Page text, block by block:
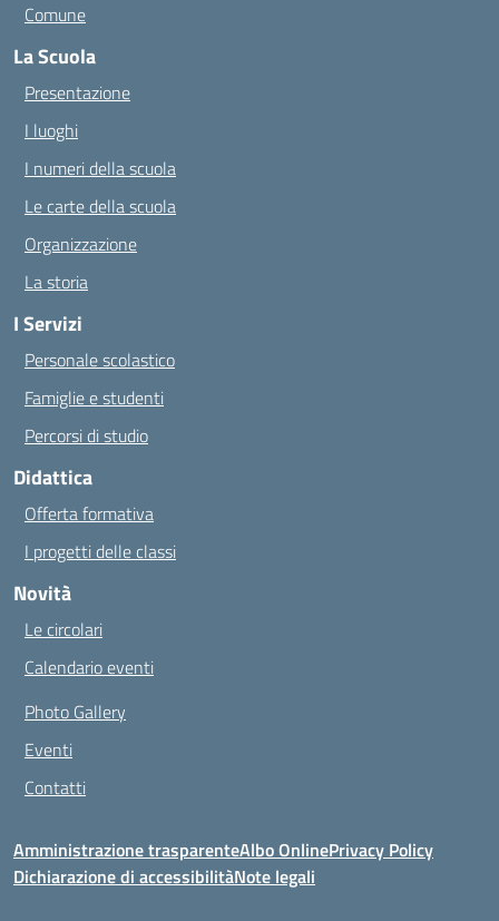
Comune
La Scuola
Presentazione
I luoghi
I numeri della scuola
Le carte della scuola
Organizzazione
La storia
I Servizi
Personale scolastico
Famiglie e studenti
Percorsi di studio
Didattica
Offerta formativa
I progetti delle classi
Novità
Le circolari
Calendario eventi
Photo Gallery
Eventi
Contatti
Amministrazione trasparenteAlbo OnlinePrivacy Policy
Dichiarazione di accessibilitàNote legali